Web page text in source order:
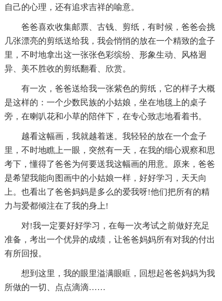
自己的心理，还有追求吉祥的喻意。
爸爸喜欢收集邮票、古钱、剪纸，有时候，爸爸会挑
几张漂亮的剪纸送给我，我会悄悄的放在一个精致的盒子
里，不时地拿出这一张张色彩缤纷、形象生动、风格迥
异、美不胜收的剪纸翻看、欣赏。
有一次，爸爸送给我一张紫色的剪纸，它的样子大概
是这样的：一个少数民族的小姑娘，坐在地毯上的桌子
旁，在喇叭花和小草的陪伴下，在专心致志地看着书。
越看这幅画，我就越着迷。我轻轻的放在一个盒子
里，不时地瞧上一眼，突然有一天，在我的细心观察和思
考下，懂得了爸爸为何要送我这幅画的用意。原来，爸爸
是希望我能向图画中的小姑娘一样，好好学习，天天向
上。也看出了爸爸妈妈是多么的爱我呀!他们把所有的精
力与爱都倾注在了我的身上!
对!我一定要好好学习，在每一次考试之前做好充足
准备，考出一个优异的成绩，让爸爸妈妈所有对我的付出
有所回报。
想到这里，我的眼里溢满眼眶，回想起爸爸妈妈为我
所做的一切、点点滴滴……